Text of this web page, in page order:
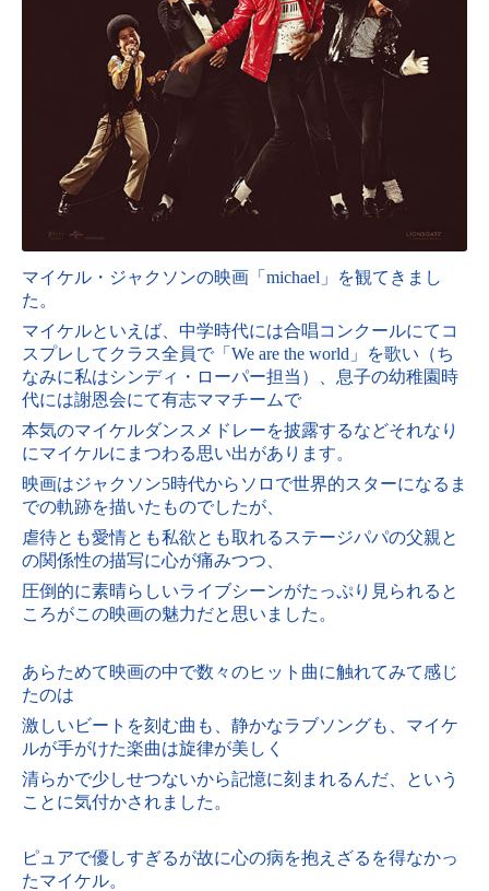
マイケル・ジャクソンの映画「michael」を観てきまし
た。
マイケルといえば、中学時代には合唱コンクールにてコ
スプレしてクラス全員で「We are the world」を歌い（ち
なみに私はシンディ・ローパー担当）、 息子の幼稚園時
代には謝恩会にて有志ママチームで
本気のマイケルダンスメドレーを披露するなどそれなり
にマイケルにまつわる思い出があります。
映画はジャクソン5時代からソロで世界的スターになるま
での軌跡を描いたものでしたが、
虐待とも愛情とも私欲とも取れるステージパパの父親と
の関係性の描写に心が痛みつつ、
圧倒的に素晴らしいライブシーンがたっぷり見られると
ころがこの映画の魅力だと思いました。
あらためて映画の中で数々のヒット曲に触れてみて感じ
たのは
激しいビートを刻む曲も、静かなラブソングも、 マイケ
ルが手がけた楽曲は旋律が美しく
清らかで少しせつないから記憶に刻まれるんだ、という
ことに気付かされました。
ピュアで優しすぎるが故に心の病を抱えざるを得なかっ
たマイケル。